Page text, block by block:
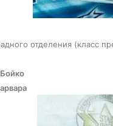
отделения (класс